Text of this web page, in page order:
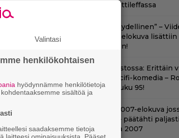
miljoonan hittileffassa
”Lajissaan täydellinen” –
scifitoimintaelokuva lisättiin
suoratoistoon!
Nyt suoratoistossa: Erittäin
ja kehuttu scifi-komedia –
Tomatoes -luku 95!
Illalla tv:ssä: 007-elokuva
petipuuhia – päätähti
syyn vuonna 2007
Valintasi
henkilökohtaisen
hyödynnämme henkilötietoja
sisältöä ja
saadaksemme tietoja